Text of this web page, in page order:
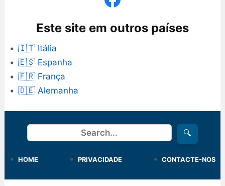
Este site em outros países
🇮🇹 Itália
🇪🇸 Espanha
🇫🇷 França
🇩🇪 Alemanha
Procurar 🔍
HOME PRIVACIDADE CONTACTE-NOS